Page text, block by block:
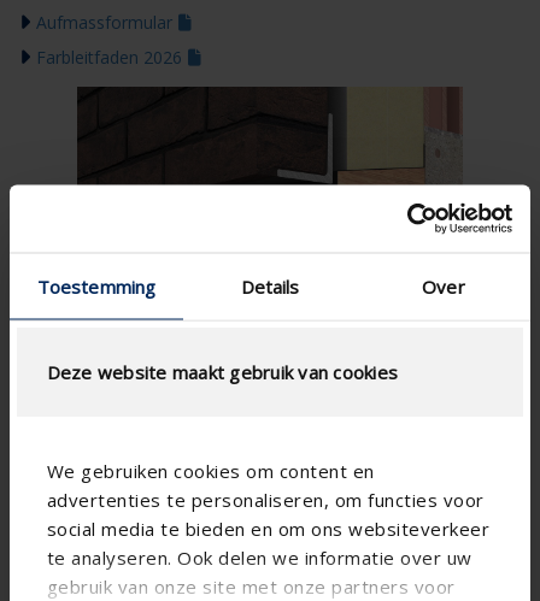
Toestemming Details Over
Deze website maakt gebruik van cookies
We gebruiken cookies om content en
advertenties te personaliseren, om functies voor
social media te bieden en om ons websiteverkeer
te analyseren. Ook delen we informatie over uw
gebruik van onze site met onze partners voor
Aufmassformular
Farbleitfaden 2026